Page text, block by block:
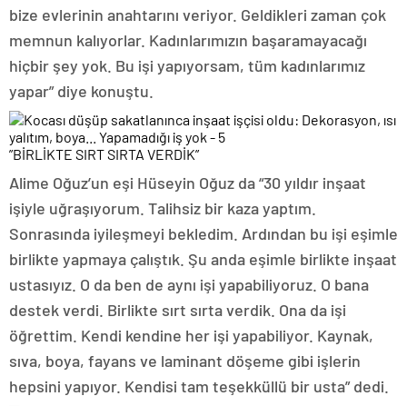
bize evlerinin anahtarını veriyor. Geldikleri zaman çok
memnun kalıyorlar. Kadınlarımızın başaramayacağı
hiçbir şey yok. Bu işi yapıyorsam, tüm kadınlarımız
yapar” diye konuştu.
”BİRLİKTE SIRT SIRTA VERDİK”
Alime Oğuz’un eşi Hüseyin Oğuz da “30 yıldır inşaat
işiyle uğraşıyorum. Talihsiz bir kaza yaptım.
Sonrasında iyileşmeyi bekledim. Ardından bu işi eşimle
birlikte yapmaya çalıştık. Şu anda eşimle birlikte inşaat
ustasıyız. O da ben de aynı işi yapabiliyoruz. O bana
destek verdi. Birlikte sırt sırta verdik. Ona da işi
öğrettim. Kendi kendine her işi yapabiliyor. Kaynak,
sıva, boya, fayans ve laminant döşeme gibi işlerin
hepsini yapıyor. Kendisi tam teşekküllü bir usta” dedi.